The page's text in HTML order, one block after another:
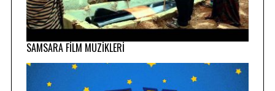
SAMSARA FİLM MÜZİKLERİ